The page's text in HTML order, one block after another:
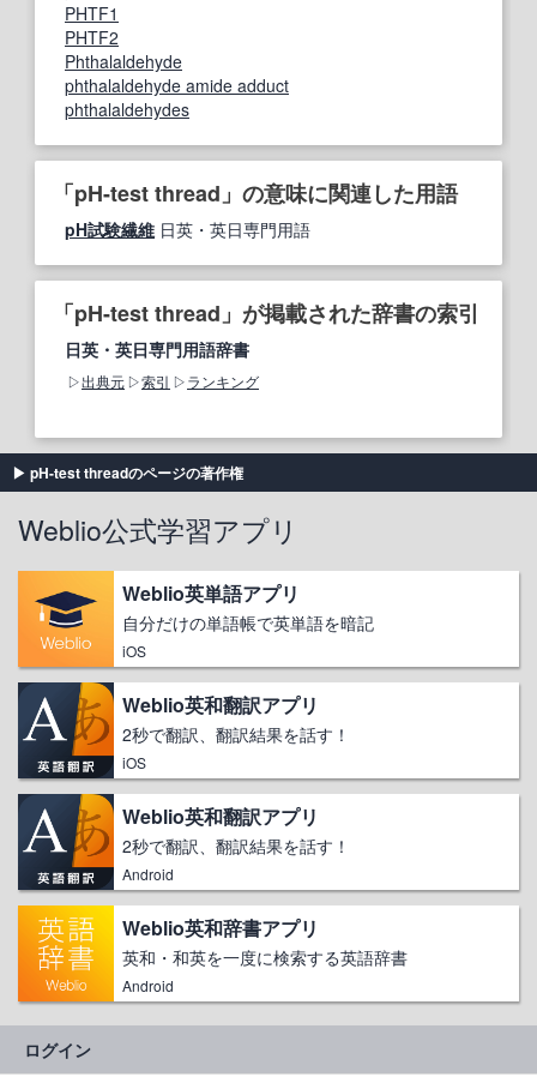
PHTF1
PHTF2
Phthalaldehyde
phthalaldehyde amide adduct
phthalaldehydes
「pH-test thread」の意味に関連した用語
pH試験繊維 日英・英日専門用語
「pH-test thread」が掲載された辞書の索引
日英・英日専門用語辞書
出典元 索引 ランキング
pH-test threadのページの著作権
Weblio公式学習アプリ
Weblio英単語アプリ
自分だけの単語帳で英単語を暗記
iOS
Weblio英和翻訳アプリ
2秒で翻訳、翻訳結果を話す！
iOS
Weblio英和翻訳アプリ
2秒で翻訳、翻訳結果を話す！
Android
Weblio英和辞書アプリ
英和・和英を一度に検索する英語辞書
Android
ログイン